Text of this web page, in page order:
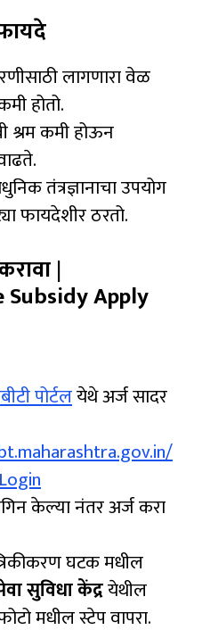
लागणारा वेळ
होतो.
श्रम कमी होऊन
तंत्रज्ञानाचा उपयोग
फायदेशीर ठरतो.
|
Apply
पोर्टलयेथे अर्ज सादर
केल्या नंतर अर्ज करा
घटक मधील
सुविधा केंद्रयेथील
मधील स्टेप वापरा.